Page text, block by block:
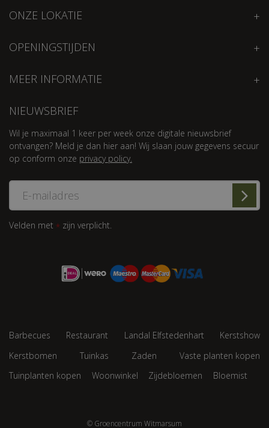
ONZE LOKATIE
OPENINGSTIJDEN
MEER INFORMATIE
NIEUWSBRIEF
Wil je maximaal 1 keer per week onze digitale nieuwsbrief
ontvangen? Meld je dan hier aan! Wij slaan jouw gegevens secuur
op conform onze privacy policy.
Velden met * zijn verplicht.
Barbecues Restaurant Landal Elfstedenhart
Kerstshow
Kerstbomen
Tuinkas Zaden
Vaste planten kopen
Tuinplanten kopen
Woonwinkel Zijdebloemen Bloemist
© Groencentrum Witmarsum